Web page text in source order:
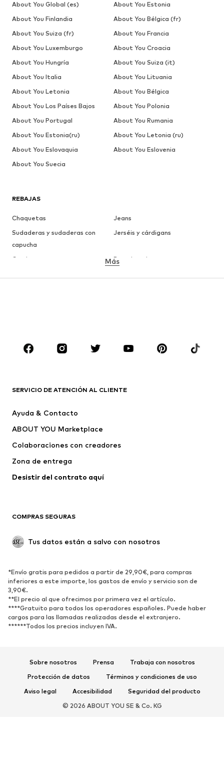
REBAJAS
Chaquetas
Jeans
Sudaderas y sudaderas con
capucha
Jerséis y cárdigans
Camisetas
Ropa interior
ROPA
Camisetas
Jeans
Pantalones
Ropa interior
Jerséis y cárdigans
Trajes y chaquetas
Ropa de baño
Nuevo
Tendencia
Zapatos bajos
Zapatos deportivos
Zapatos abiertos
DEPORTE
Ropa deportiva
Disciplinas deportivas
Complementos deportivos
COMPLEMENTOS
Más
SERVICIO DE ATENCIÓN AL CLIENTE
Ayuda & Contacto
ABOUT YOU Marketplace
Colaboraciones con creadores
Zona de entrega
Desistir del contrato aquí
COMPRAS SEGURAS
Tus datos están a salvo con nosotros
*Envío gratis para pedidos a partir de 29,90€, para compras
inferiores a este importe, los gastos de envío y servicio son de
3,90€.
**El precio al que ofrecimos por primera vez el artículo.
****Gratuito para todos los operadores españoles. Puede haber
cargos para las llamadas realizadas desde el extranjero.
******Todos los precios incluyen IVA.
Sobre nosotros Prensa
Trabaja con nosotros
Protección de datos
Términos y condiciones de uso
Aviso legal
Accesibilidad
Seguridad del producto
© 2026 ABOUT YOU SE & Co. KG
About You Global (es)
About You Estonia
About You Finlandia
About You Bélgica (fr)
About You Suiza (fr)
About You Francia
About You Luxemburgo
About You Croacia
About You Hungría
About You Suiza (it)
About You Italia
About You Lituania
About You Letonia
About You Bélgica
About You Los Países Bajos
About You Polonia
About You Portugal
About You Rumania
About You Estonia(ru)
About You Letonia (ru)
About You Eslovaquia
About You Eslovenia
About You Suecia